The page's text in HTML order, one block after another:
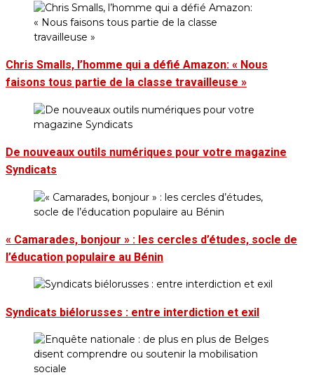
Chris Smalls, l’homme qui a défié Amazon: « Nous
faisons tous partie de la classe travailleuse »
De nouveaux outils numériques pour votre magazine
Syndicats
« Camarades, bonjour » : les cercles d’études, socle de
l’éducation populaire au Bénin
Syndicats biélorusses : entre interdiction et exil